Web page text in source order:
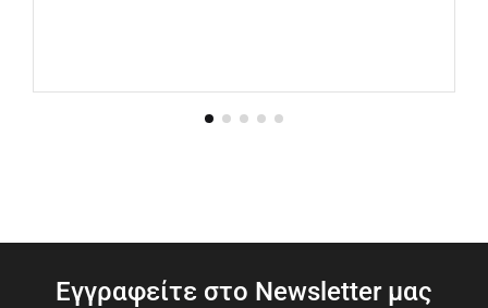
Εγγραφείτε στο Newsletter μας